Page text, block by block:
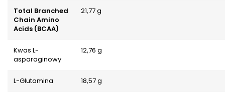
Total Branched
Chain Amino
Acids (BCAA)
21,77 g
Kwas L-
asparaginowy
12,76 g
L-Glutamina 18,57 g